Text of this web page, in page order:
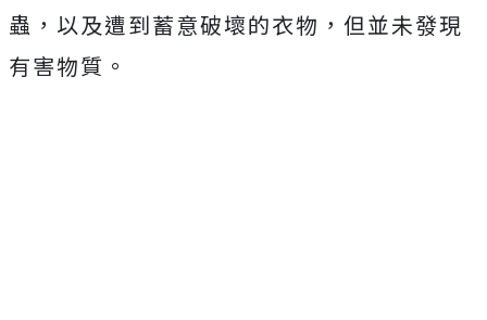
蟲，以及遭到蓄意破壞的衣物，但並未發現
有害物質。